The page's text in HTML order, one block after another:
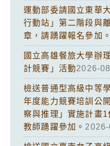
運動部委請國立東華
行動站」第二階段與
章，請踴躍報名參加。
國立高雄餐旅大學辦
計競賽」活動2026-
檢送普通型高級中等
年度能力競賽培訓公
察與推理」實施計畫
教師踴躍參加。